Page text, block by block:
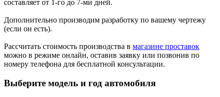
составляет от 1-го до 7-ми дней.
Дополнительно производим разработку по вашему чертежу
(если он есть).
Рассчитать стоимость производства в магазине проставок
можно в режиме онлайн, оставив заявку или позвонив по
номеру телефона для бесплатной консультации.
Выберите модель и год автомобиля